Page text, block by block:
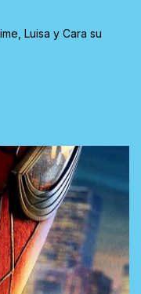
Luisa y Cara su